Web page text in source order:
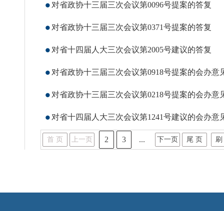
对省政协十三届三次会议第0096号提案的答复
对省政协十三届三次会议第0371号提案的答复
对省十四届人大三次会议第2005号建议的答复
对省政协十三届三次会议第0918号提案的会办意
对省政协十三届三次会议第0218号提案的会办意
对省十四届人大三次会议第1241号建议的会办意
首 页 上一页 2 3 ... 下一页 尾 页 刷